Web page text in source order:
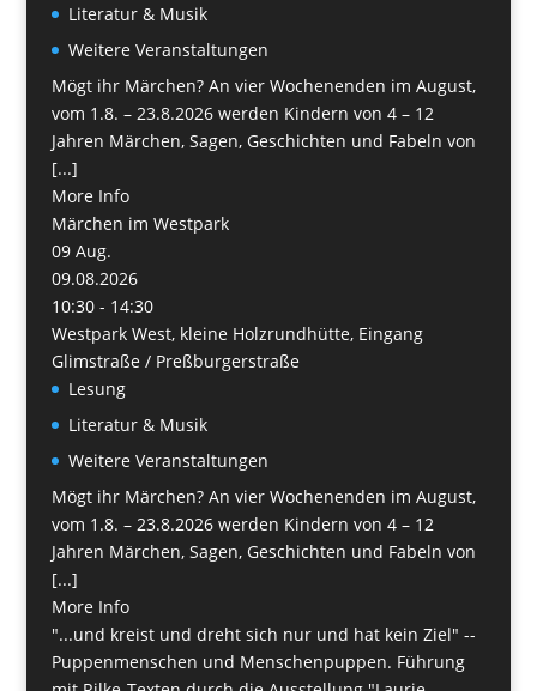
Literatur & Musik
Weitere Veranstaltungen
Mögt ihr Märchen? An vier Wochenenden im August,
vom 1.8. – 23.8.2026 werden Kindern von 4 – 12
Jahren Märchen, Sagen, Geschichten und Fabeln von
[...]
More Info
Märchen im Westpark
09 Aug.
09.08.2026
10:30 - 14:30
Westpark West, kleine Holzrundhütte, Eingang
Glimstraße / Preßburgerstraße
Lesung
Literatur & Musik
Weitere Veranstaltungen
Mögt ihr Märchen? An vier Wochenenden im August,
vom 1.8. – 23.8.2026 werden Kindern von 4 – 12
Jahren Märchen, Sagen, Geschichten und Fabeln von
[...]
More Info
"...und kreist und dreht sich nur und hat kein Ziel" --
Puppenmenschen und Menschenpuppen. Führung